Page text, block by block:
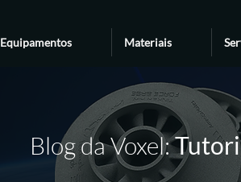
Equipamentos Materiais
Blog da Voxel: